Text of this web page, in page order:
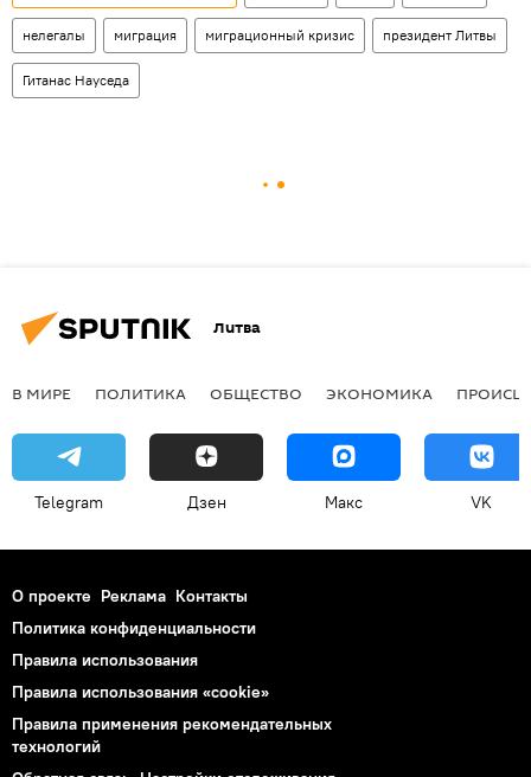
нелегалы миграция миграционный кризис президент Литвы
Гитанас Науседа
Литва
В МИРЕ ПОЛИТИКА ОБЩЕСТВО ЭКОНОМИКА
Telegram Дзен Макс VK
О проекте Реклама Контакты
Политика конфиденциальности
Правила использования
Правила использования «cookie»
Правила применения рекомендательных
технологий